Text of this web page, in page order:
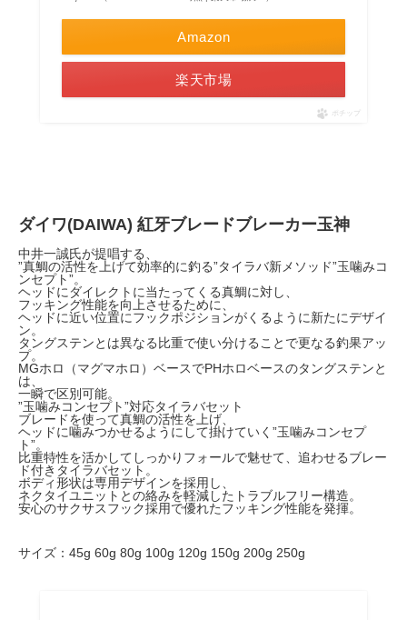
Amazon
楽天市場
ポチップ
ダイワ(DAIWA) 紅牙ブレードブレーカー玉神
中井一誠氏が提唱する、
”真鯛の活性を上げて効率的に釣る”タイラバ新メソッド”玉噛みコ
ンセプト”。
ヘッドにダイレクトに当たってくる真鯛に対し、
フッキング性能を向上させるために、
ヘッドに近い位置にフックポジションがくるように新たにデザイ
ン。
タングステンとは異なる比重で使い分けることで更なる釣果アッ
プ。
MGホロ（マグマホロ）ベースでPHホロベースのタングステンと
は、
一瞬で区別可能。
”玉噛みコンセプト”対応タイラバセット
ブレードを使って真鯛の活性を上げ、
ヘッドに噛みつかせるようにして掛けていく”玉噛みコンセプ
ト”。
比重特性を活かしてしっかりフォールで魅せて、追わせるブレー
ド付きタイラバセット。
ボディ形状は専用デザインを採用し、
ネクタイユニットとの絡みを軽減したトラブルフリー構造。
安心のサクサスフック採用で優れたフッキング性能を発揮。
サイズ：45g 60g 80g 100g 120g 150g 200g 250g